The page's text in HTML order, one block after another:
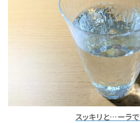
スッキリと…ーラで